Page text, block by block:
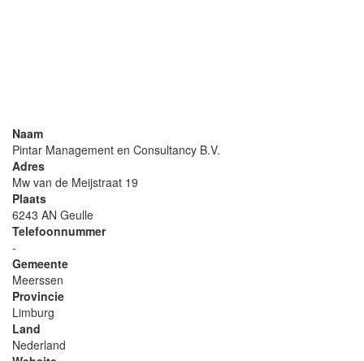
Naam
Pintar Management en Consultancy B.V.
Adres
Mw van de Meijstraat 19
Plaats
6243 AN Geulle
Telefoonnummer
-
Gemeente
Meerssen
Provincie
Limburg
Land
Nederland